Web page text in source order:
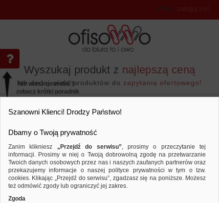
Wyszukaj produkt z najlepszą ceną
lub dodaj wiele produktów do zapytania ofertowego!
Witaj ,
Archiwizacja dokumentów
Skoroszyty
jasnoniebieski
Porównaj produkt: Skoroszyt DONAU, PP, A4,
Nie wiesz co zrobić? -
zobacz krótki poradnik
Szanowni Klienci! Drodzy Państwo!
Dbamy o Twoją prywatność
Zanim klikniesz „Przejdź do serwisu”, prosimy o przeczytanie tej
informacji. Prosimy w niej o Twoją dobrowolną zgodę na przetwarzanie
Twoich danych osobowych przez nas i naszych zaufanych partnerów oraz
przekazujemy informacje o naszej polityce prywatności w tym o tzw.
cookies. Klikając „Przejdź do serwisu”, zgadzasz się na poniższe. Możesz
też odmówić zgody lub ograniczyć jej zakres.
Zgoda